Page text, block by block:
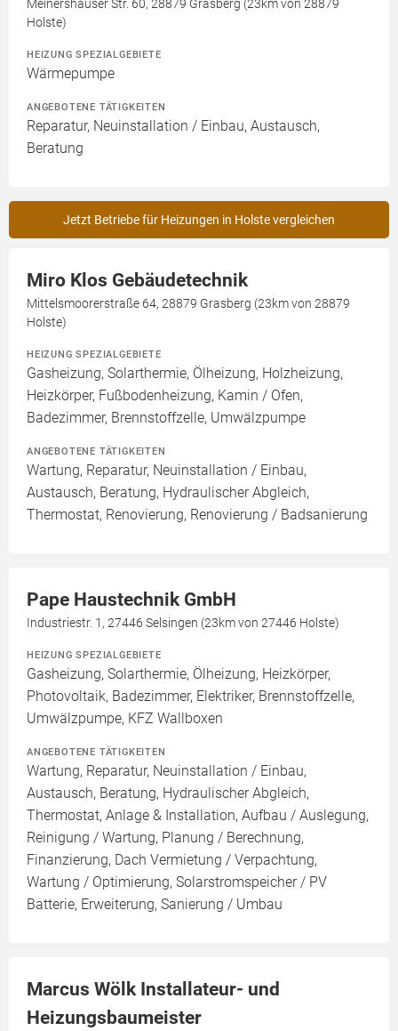
Meinershauser Str. 60, 28879 Grasberg (23km von 28879
Holste)
HEIZUNG SPEZIALGEBIETE
Wärmepumpe
ANGEBOTENE TÄTIGKEITEN
Reparatur, Neuinstallation / Einbau, Austausch,
Beratung
Jetzt Betriebe für Heizungen in Holste vergleichen
Miro Klos Gebäudetechnik
Mittelsmoorerstraße 64, 28879 Grasberg (23km von 28879
Holste)
HEIZUNG SPEZIALGEBIETE
Gasheizung, Solarthermie, Ölheizung, Holzheizung,
Heizkörper, Fußbodenheizung, Kamin / Ofen,
Badezimmer, Brennstoffzelle, Umwälzpumpe
ANGEBOTENE TÄTIGKEITEN
Wartung, Reparatur, Neuinstallation / Einbau,
Austausch, Beratung, Hydraulischer Abgleich,
Thermostat, Renovierung, Renovierung / Badsanierung
Pape Haustechnik GmbH
Industriestr. 1, 27446 Selsingen (23km von 27446 Holste)
HEIZUNG SPEZIALGEBIETE
Gasheizung, Solarthermie, Ölheizung, Heizkörper,
Photovoltaik, Badezimmer, Elektriker, Brennstoffzelle,
Umwälzpumpe, KFZ Wallboxen
ANGEBOTENE TÄTIGKEITEN
Wartung, Reparatur, Neuinstallation / Einbau,
Austausch, Beratung, Hydraulischer Abgleich,
Thermostat, Anlage & Installation, Aufbau / Auslegung,
Reinigung / Wartung, Planung / Berechnung,
Finanzierung, Dach Vermietung / Verpachtung,
Wartung / Optimierung, Solarstromspeicher / PV
Batterie, Erweiterung, Sanierung / Umbau
Marcus Wölk Installateur- und
Heizungsbaumeister